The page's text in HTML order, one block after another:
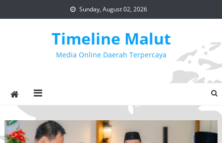
to
Sunday, August 02, 2026
Timeline Malut
Media Online Daerah Terpercaya